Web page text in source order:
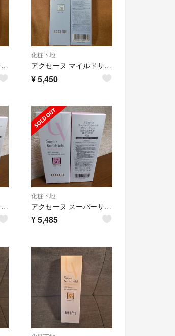
アクセーヌ マイルドサンシールド 日焼け止め 化粧下地 22g 3点
化粧下地
アクセーヌ マイルドサンシールド 日焼け止め 化粧下地 22g 2点
¥5,450
アクセーヌ スーパーサンシールド ブライトフィット 40g 3点
化粧下地
アクセーヌ スーパーサンシールド ブライトフィット 40g 2点
¥5,485